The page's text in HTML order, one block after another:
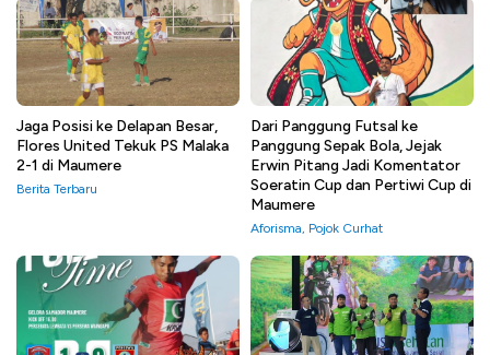
Jaga Posisi ke Delapan Besar,
Flores United Tekuk PS Malaka
2-1 di Maumere
Berita Terbaru
Dari Panggung Futsal ke
Panggung Sepak Bola, Jejak
Erwin Pitang Jadi Komentator
Soeratin Cup dan Pertiwi Cup di
Maumere
Aforisma, Pojok Curhat